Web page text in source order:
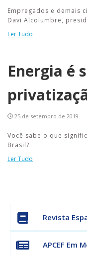
Empregados e demais
Davi Alcolumbre,
Ler Tudo
Energia é
25 de setembro de 2019
Você sabe o que
Brasil?
Ler Tudo
Revista
APCEF Em